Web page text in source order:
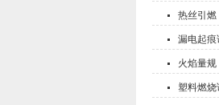
热丝引燃
漏电起痕
火焰量规
塑料燃烧